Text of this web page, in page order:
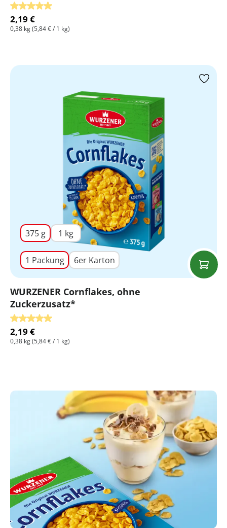
Durchschnittliche Bewertung von 5 von 5 Sternen
2,19 €
0,38 kg(5,84 € / 1 kg)
375 g 1 kg
1 Packung 6er Karton
WURZENER Cornflakes, ohne
Zuckerzusatz*
Durchschnittliche Bewertung von 5 von 5 Sternen
2,19 €
0,38 kg(5,84 € / 1 kg)